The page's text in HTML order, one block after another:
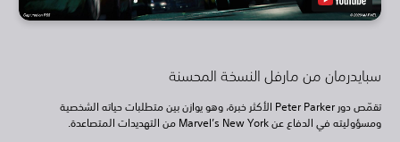
سبايدرمان من مارفل النسخة المحسنة
تقمّص دور Peter Parker الأكثر خبرة، وهو يوازن بين متطلبات حياته الشخصية
ومسؤوليته في الدفاع عن Marvel’s New York من التهديدات المتصاعدة.